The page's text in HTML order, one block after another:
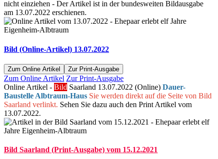
nicht einziehen - Der Artikel ist in der bundesweiten Bildausgabe
am 13.07.2022 erschienen.
Bild (Online-Artikel) 13.07.2022
Zum Online Artikel Zur Print-Ausgabe
Zum Online Artikel Zur Print-Ausgabe
Online Artikel - Bild Saarland 13.07.2022 (Online) Dauer-
Baustelle Albtraum-Haus Sie werden direkt auf die Seite von Bild
Saarland verlinkt. Sehen Sie dazu auch den Print Artikel vom
13.07.2022.
Bild Saarland (Print-Ausgabe) vom 15.12.2021